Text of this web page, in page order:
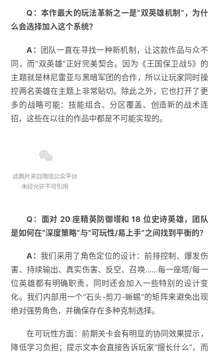
Q ：本作最大的玩法革新之一是“双英雄机制 ” ，为什
么会选择加入这个系统？
A ： 团队一直在寻找一种新机制，让这款作品与众不
同，而“双英雄”正好完美契合。因为《王国保卫战5》的
主题就是林尼雷亚与黑暗军团的合作，所以让玩家同时操
控两名英雄在主题上非常贴切。除此之外，它也打开了更
多的战略可能：技能组合、分区覆盖、创造新的战术连
招，这些在以往的作品中都是不可能实现的。
Q ： 面对 20 座精英防御塔和18位史诗英雄，团队
是如何在“深度策略”与“可玩性/易上手”之间找到平衡的？
A：我们采用了角色定位的设计：前排控制、爆发伤
害、持续输出、真实伤害、反空、召唤……每一座塔/每一
位英雄都有明确职责，同时还会加入一些特别的设计变
化。我们内部用一个“石头-剪刀-蜥蜴”的矩阵来避免出现
绝对强势角色，并确保存在多种克制选择。
在可玩性方面：前期关卡会有明显的协同效果提示，
降低学习负担；提示文本会直接告诉玩家“擅长什么”，而